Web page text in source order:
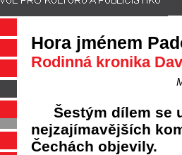
Hora jménem
Rodinná kronika
Šestým dílem se
nejzajímavějších
Čechách objevily.